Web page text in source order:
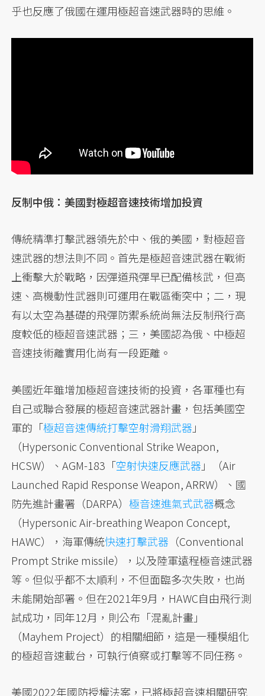
乎也反應了俄國在運用極超音速武器時的思維。
反制中俄：美國對極超音速技術增加投資
傳統精準打擊武器領先於中、俄的美國，對極超音
速武器的想法則不同。首先是極超音速武器在戰術
上衝擊大於戰略，因彈道飛彈早已配備核武，但高
速、高機動性武器則可運用在戰區衝突中；二，現
有以太空為基礎的飛彈防禦系統尚無法反制飛行高
度較低的極超音速武器；三，美國認為俄、中極超
音速技術離實用化尚有一段距離。
美國近年雖增加極超音速技術的投資，各軍種也有
自己或聯合發展的極超音速武器計畫，包括美國空
軍的「極超音速傳統打擊空射滑翔武器 」
（Hypersonic Conventional Strike Weapon,
HCSW）、AGM-183「空射快速反應武器 」（Air
Launched Rapid Response Weapon, ARRW）、國
防先進計畫署（DARPA）極音速進氣式武器概念
（Hypersonic Air-breathing Weapon Concept,
HAWC），海軍傳統快速打擊武器 （Conventional
Prompt Strike missile），以及陸軍遠程極音速武器
等。但似乎都不太順利，不但面臨多次失敗，也尚
未能開始部署。但在2021年9月，HAWC自由飛行測
試成功，同年12月，則公布「混亂計畫」
（Mayhem Project）的相關細節，這是一種模組化
的極超音速載台，可執行偵察或打擊等不同任務。
美國2022年國防授權法案，已將極超音速相關研究